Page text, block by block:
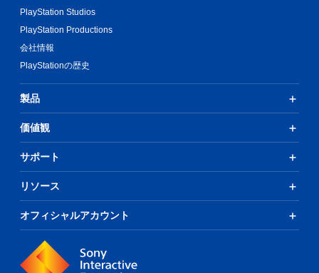
PlayStation Studios
PlayStation Productions
会社情報
PlayStationの歴史
製品
価値観
サポート
リソース
オフィシャルアカウント